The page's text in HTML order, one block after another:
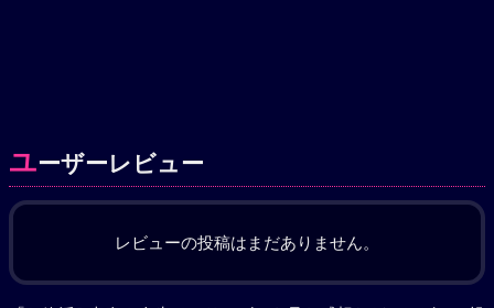
ユーザーレビュー
レビューの投稿はまだありません。